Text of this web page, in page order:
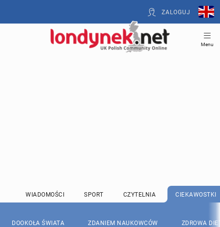
ZALOGUJ
Menu
WIADOMOŚCI SPORT CZYTELNIA CIEKAWOSTKI
DOOKOŁA ŚWIATA ZDANIEM NAUKOWCÓW ZDROWA